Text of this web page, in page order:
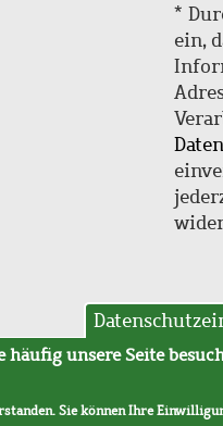
*
ein,
häufig unsere Seite
Sie können Ihre